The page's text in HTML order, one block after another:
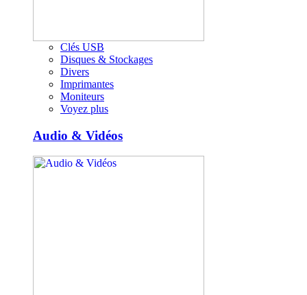
Clés USB
Disques & Stockages
Divers
Imprimantes
Moniteurs
Voyez plus
Audio & Vidéos